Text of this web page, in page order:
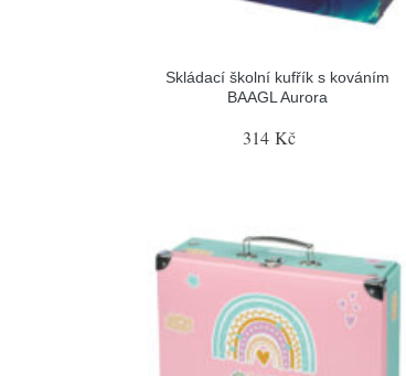
Skládací školní kufřík s kováním
BAAGL Aurora
314 Kč